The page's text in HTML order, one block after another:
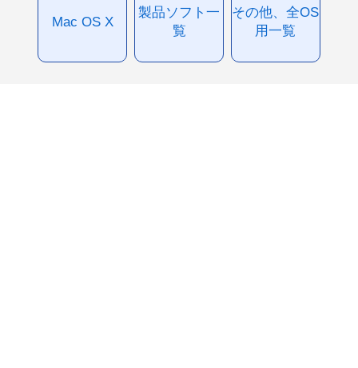
Mac OS X
製品ソフト一
覧
その他、全OS
用一覧